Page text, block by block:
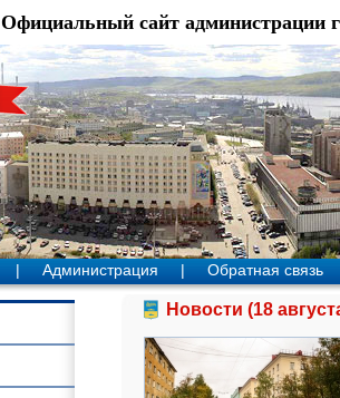
Официальный сайт администрации
| Администрация | Обратная связь
Новости (18